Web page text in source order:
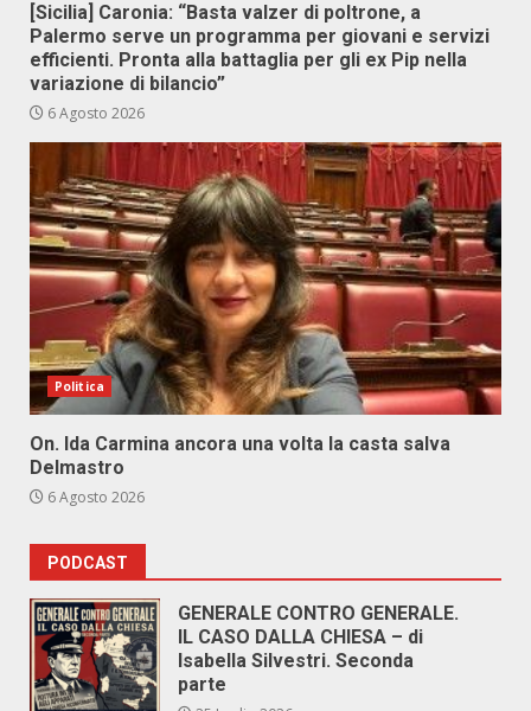
[Sicilia] Caronia: “Basta valzer di poltrone, a
Palermo serve un programma per giovani e servizi
efficienti. Pronta alla battaglia per gli ex Pip nella
variazione di bilancio”
6 Agosto 2026
Politica
On. Ida Carmina ancora una volta la casta salva
Delmastro
6 Agosto 2026
PODCAST
GENERALE CONTRO GENERALE.
IL CASO DALLA CHIESA – di
Isabella Silvestri. Seconda
parte